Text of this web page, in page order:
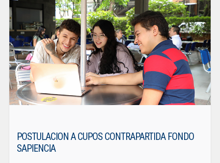
POSTULACION A CUPOS CONTRAPARTIDA FONDO
SAPIENCIA